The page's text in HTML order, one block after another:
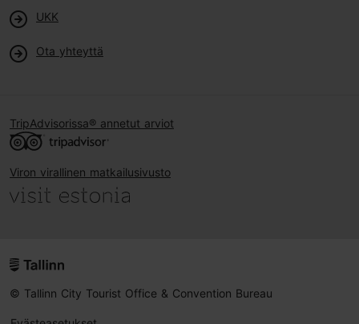
UKK
Ota yhteyttä
TripAdvisorissa® annetut arviot
Viron virallinen matkailusivusto
© Tallinn City Tourist Office & Convention Bureau